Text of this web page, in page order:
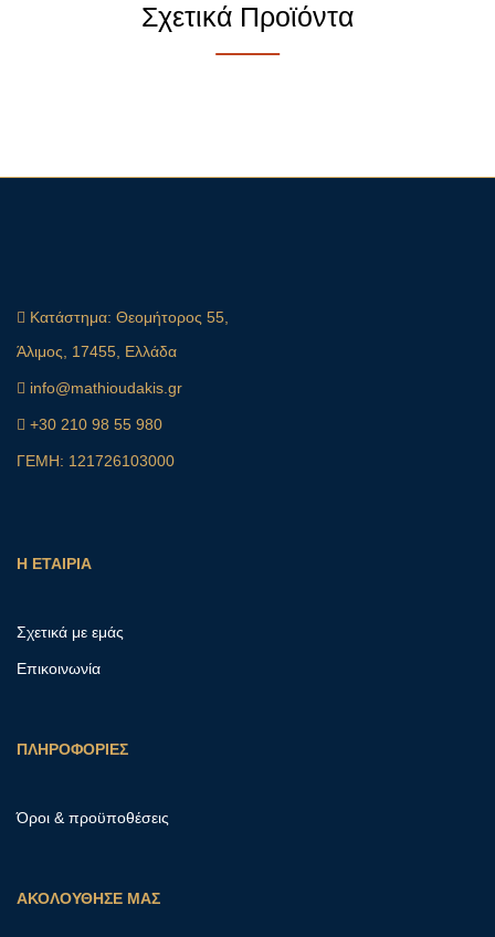
Σχετικά Προϊόντα
Κατάστημα: Θεομήτορος 55,
Άλιμος, 17455, Ελλάδα
info@mathioudakis.gr
+30 210 98 55 980
ΓΕΜΗ: 121726103000
Η ΕΤΑΙΡΙΑ
Σχετικά με εμάς
Επικοινωνία
ΠΛΗΡΟΦΟΡΙΕΣ
Όροι & προϋποθέσεις
ΑΚΟΛΟΥΘΗΣΕ ΜΑΣ